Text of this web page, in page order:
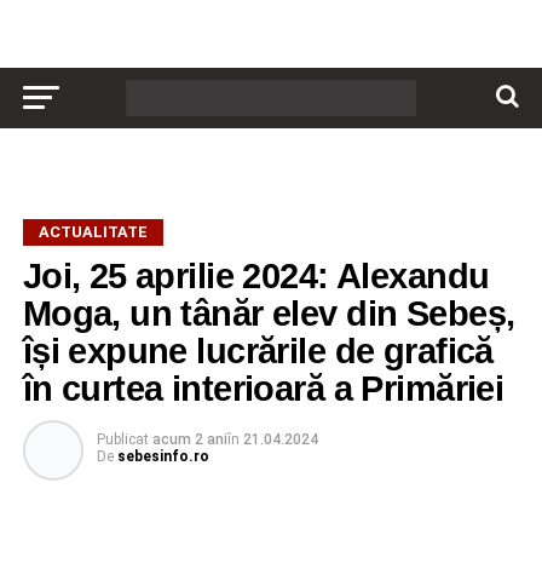
ACTUALITATE
Joi, 25 aprilie 2024: Alexandu
Moga, un tânăr elev din Sebeș,
își expune lucrările de grafică
în curtea interioară a Primăriei
Publicat acum 2 aniîn 21.04.2024
De sebesinfo.ro